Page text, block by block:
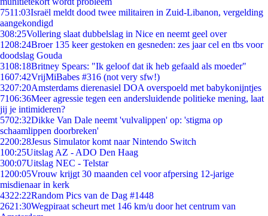
7511:03Israël meldt dood twee militairen in Zuid-Libanon, vergelding
aangekondigd
308:25Vollering slaat dubbelslag in Nice en neemt geel over
1208:24Broer 135 keer gestoken en gesneden: zes jaar cel en tbs voor
doodslag Gouda
3108:18Britney Spears: "Ik geloof dat ik heb gefaald als moeder"
1607:42VrijMiBabes #316 (not very sfw!)
3207:20Amsterdams dierenasiel DOA overspoeld met babykonijntjes
7106:36Meer agressie tegen een andersluidende politieke mening, laat
jij je intimideren?
5702:32Dikke Van Dale neemt 'vulvalippen' op: 'stigma op
schaamlippen doorbreken'
2200:28Jesus Simulator komt naar Nintendo Switch
100:25Uitslag AZ - ADO Den Haag
300:07Uitslag NEC - Telstar
1200:05Vrouw krijgt 30 maanden cel voor afpersing 12-jarige
misdienaar in kerk
4322:22Random Pics van de Dag #1448
2621:30Wegpiraat scheurt met 146 km/u door het centrum van